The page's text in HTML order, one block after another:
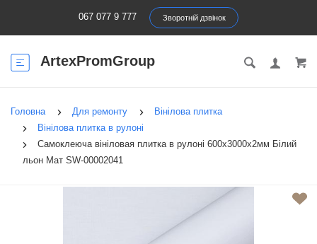
067 077 9 777 Зворотній дзвінок
ArtexPromGroup
Головна Для ремонту
Вінілова плитка
Вінілова плитка в рулоні
Самоклеюча вініловая плитка в рулоні 600х3000х2мм Білий
льон Мат SW-00002041